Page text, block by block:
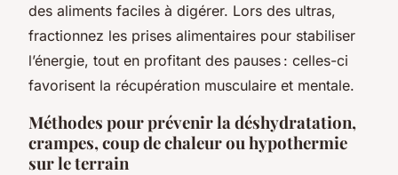
des aliments faciles à digérer. Lors des ultras,
fractionnez les prises alimentaires pour stabiliser
l’énergie, tout en profitant des pauses : celles-ci
favorisent la récupération musculaire et mentale.
Méthodes pour prévenir la déshydratation,
crampes, coup de chaleur ou hypothermie
sur le terrain